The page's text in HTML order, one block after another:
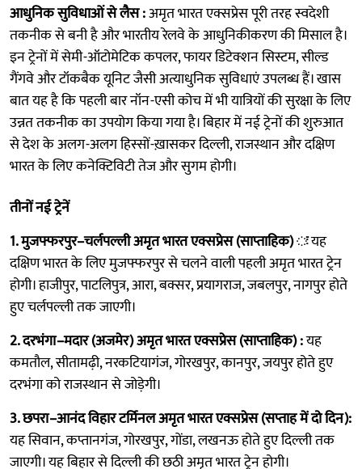
आधुनिक सुविधाओं से लैस :अमृत भारत एक्सप्रेस पूरी तरह स्वदेशी
तकनीक से बनी है और भारतीय रेलवे के आधुनिकीकरण की मिसाल है।
इन ट्रेनों में सेमी-ऑटोमेटिक कपलर, फायर डिटेक्शन सिस्टम, सील्ड
गैंगवे और टॉकबैक यूनिट जैसी अत्याधुनिक सुविधाएं उपलब्ध हैं। खास
बात यह है कि पहली बार नॉन-एसी कोच में भी यात्रियों की सुरक्षा के लिए
उन्नत तकनीक का उपयोग किया गया है। बिहार में नई ट्रेनों की शुरुआत
से देश के अलग-अलग हिस्सों-ख़ासकर दिल्ली, राजस्थान और दक्षिण
भारत के लिए कनेक्टिविटी तेज और सुगम होगी।
तीनों नई ट्रेनें
1. मुजफ्फरपुर–चर्लपल्ली अमृत भारत एक्सप्रेस (साप्ताहिक) ःयह
दक्षिण भारत के लिए मुजफ्फरपुर से चलने वाली पहली अमृत भारत ट्रेन
होगी। हाजीपुर, पाटलिपुत्र, आरा, बक्सर, प्रयागराज, जबलपुर, नागपुर होते
हुए चर्लपल्ली तक जाएगी।
2. दरभंगा–मदार (अजमेर) अमृत भारत एक्सप्रेस (साप्ताहिक) :यह
कमतौल, सीतामढ़ी, नरकटियागंज, गोरखपुर, कानपुर, जयपुर होते हुए
दरभंगा को राजस्थान से जोड़ेगी।
3. छपरा–आनंद विहार टर्मिनल अमृत भारत एक्सप्रेस (सप्ताह में दो दिन):
यह सिवान, कप्तानगंज, गोरखपुर, गोंडा, लखनऊ होते हुए दिल्ली तक
जाएगी। यह बिहार से दिल्ली की छठी अमृत भारत ट्रेन होगी।